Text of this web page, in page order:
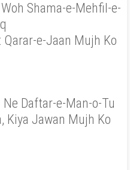
Shama-e-Mehfil-e-
e-Jaan Mujh Ko
Daftar-e-Man-o-Tu
Kiya Jawan Mujh Ko